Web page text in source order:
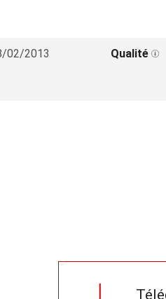
02/2013 Qualité